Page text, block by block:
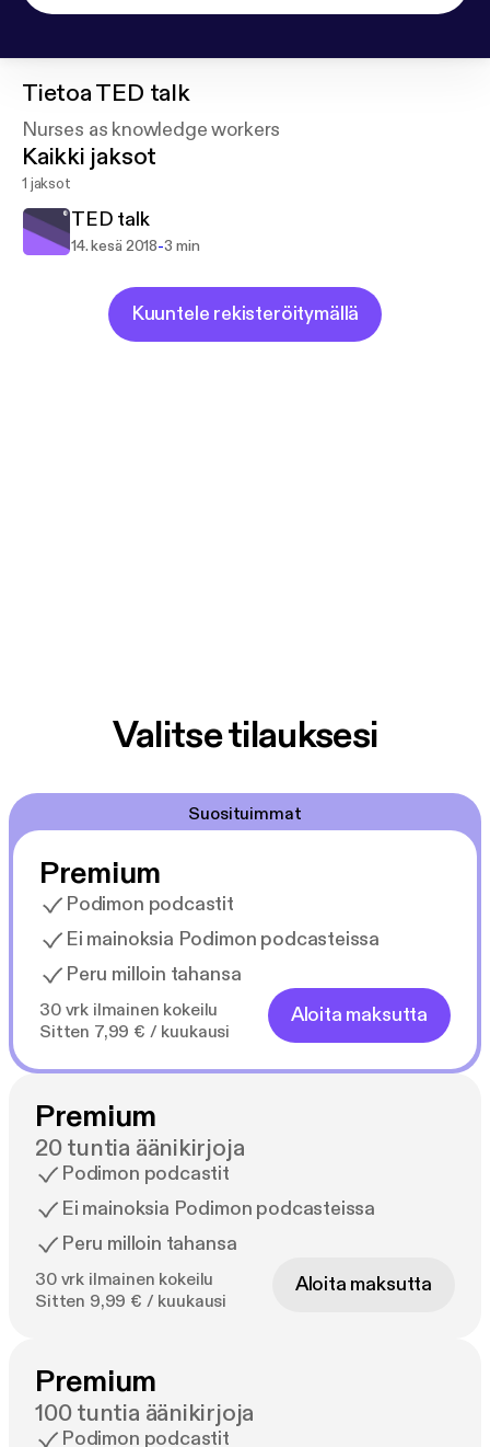
TietoaTED talk
Nurses as knowledge workers
Kaikki jaksot
1 jaksot
TED talk
14. kesä 2018-3 min
Kuuntele rekisteröitymällä
Valitse tilauksesi
Suosituimmat
Premium
Podimon podcastit
Ei mainoksia Podimon podcasteissa
Peru milloin tahansa
30 vrk ilmainen kokeilu
Sitten 7,99 € / kuukausi
Aloita maksutta
Premium
20 tuntia äänikirjoja
Podimon podcastit
Ei mainoksia Podimon podcasteissa
Peru milloin tahansa
30 vrk ilmainen kokeilu
Sitten 9,99 € / kuukausi
Aloita maksutta
Premium
100 tuntia äänikirjoja
Podimon podcastit